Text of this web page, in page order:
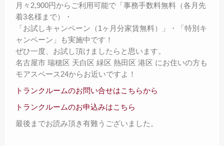
月々2,900円からご利用可能で「事務手数料無料（各月先
着3名様まで）・
「お試しキャンペーン（1ヶ月分家賃無料）」・「特別キ
ャンペーン」も実施中です！
ぜひ一度、お試し頂けましたらと思います。
名古屋市 瑞穂区 天白区 緑区 熱田区 港区 にお住いの方も
モアスペース24からお近いですよ！
トランクルームのお問い合せはこちらから
トランクルームのお申込みはこちら
最後までお読み頂き有難うございました。